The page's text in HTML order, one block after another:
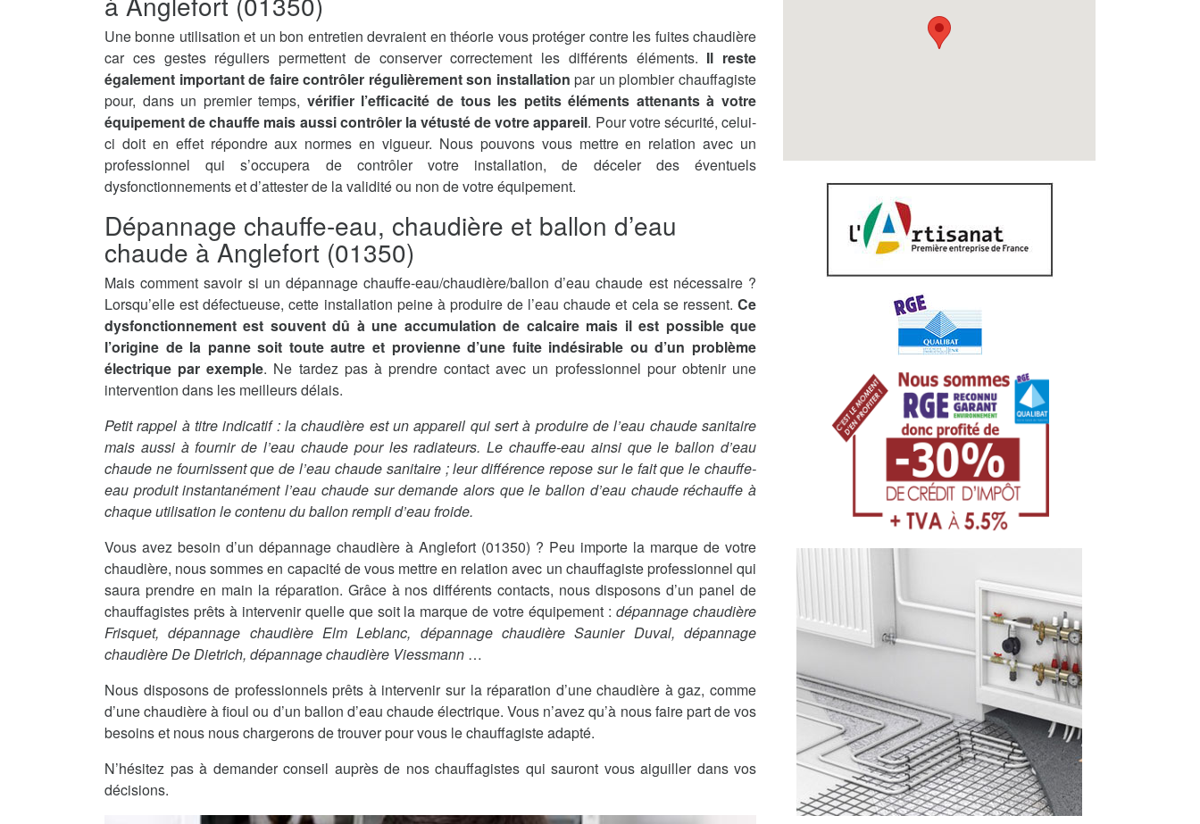
Une bonne utilisation et un bon entretien devraient en théorie vous protéger contre les fuites chaudière
car ces gestes réguliers permettent de conserver correctement les différents éléments. Il reste
également important de faire contrôler régulièrement son installation par un plombier chauffagiste
pour, dans un premier temps, vérifier l’efficacité de tous les petits éléments attenants à votre
équipement de chauffe mais aussi contrôler la vétusté de votre appareil. Pour votre sécurité, celui-
ci doit en effet répondre aux normes en vigueur. Nous pouvons vous mettre en relation avec un
professionnel qui s’occupera de contrôler votre installation, de déceler des éventuels
dysfonctionnements et d’attester de la validité ou non de votre équipement.
Dépannage chauffe-eau, chaudière et ballon d’eau
chaude à Anglefort (01350)
Mais comment savoir si un dépannage chauffe-eau/chaudière/ballon d’eau chaude est nécessaire ?
Lorsqu’elle est défectueuse, cette installation peine à produire de l’eau chaude et cela se ressent. Ce
dysfonctionnement est souvent dû à une accumulation de calcaire mais il est possible que
l’origine de la panne soit toute autre et provienne d’une fuite indésirable ou d’un problème
électrique par exemple. Ne tardez pas à prendre contact avec un professionnel pour obtenir une
intervention dans les meilleurs délais.
Petit rappel à titre indicatif : la chaudière est un appareil qui sert à produire de l’eau chaude sanitaire
mais aussi à fournir de l’eau chaude pour les radiateurs. Le chauffe-eau ainsi que le ballon d’eau
chaude ne fournissent que de l’eau chaude sanitaire ; leur différence repose sur le fait que le chauffe-
eau produit instantanément l’eau chaude sur demande alors que le ballon d’eau chaude réchauffe à
chaque utilisation le contenu du ballon rempli d’eau froide.
Vous avez besoin d’un dépannage chaudière à Anglefort (01350) ? Peu importe la marque de votre
chaudière, nous sommes en capacité de vous mettre en relation avec un chauffagiste professionnel qui
saura prendre en main la réparation. Grâce à nos différents contacts, nous disposons d’un panel de
chauffagistes prêts à intervenir quelle que soit la marque de votre équipement :dépannage chaudière
Frisquet, dépannage chaudière Elm Leblanc, dépannage chaudière Saunier Duval, dépannage
chaudière De Dietrich, dépannage chaudière Viessmann …
Nous disposons de professionnels prêts à intervenir sur la réparation d’une chaudière à gaz, comme
d’une chaudière à fioul ou d’un ballon d’eau chaude électrique. Vous n’avez qu’à nous faire part de vos
besoins et nous nous chargerons de trouver pour vous le chauffagiste adapté.
N’hésitez pas à demander conseil auprès de nos chauffagistes qui sauront vous aiguiller dans vos
décisions.